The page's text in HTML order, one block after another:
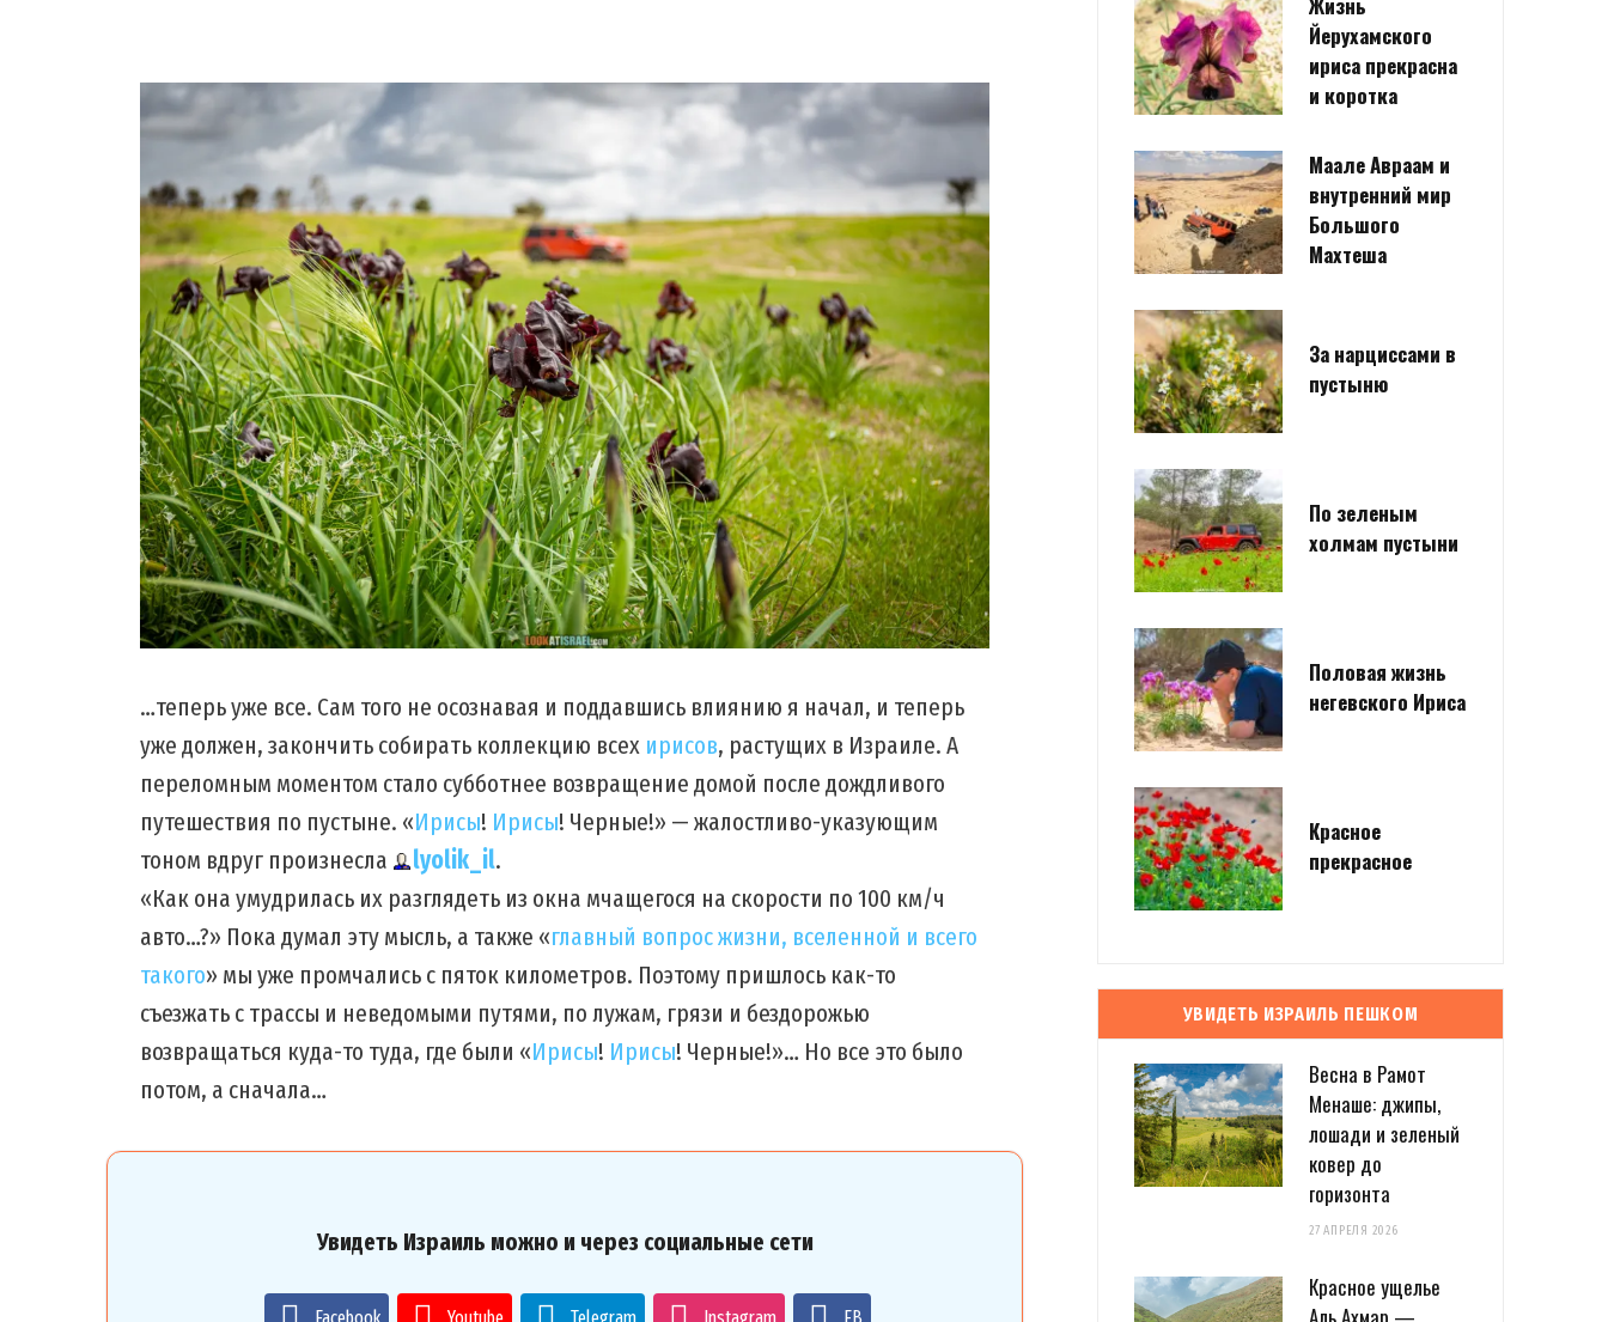
…теперь уже все. Сам того не осознавая и поддавшись влиянию я начал, и теперь
уже должен, закончить собирать коллекцию всех ирисов, растущих в Израиле. А
переломным моментом стало субботнее возвращение домой после дождливого
путешествия по пустыне. «Ирисы! Ирисы! Черные!» — жалостливо-указующим
тоном вдруг произнесла
lyolik_il.
«Как она умудрилась их разглядеть из окна мчащегося на скорости по 100 км/ч
авто…?» Пока думал эту мысль, а также «главный вопрос жизни, вселенной и всего
такого» мы уже промчались с пяток километров. Поэтому пришлось как-то
съезжать с трассы и неведомыми путями, по лужам, грязи и бездорожью
возвращаться куда-то туда, где были «Ирисы! Ирисы! Черные!»… Но все это было
потом, а сначала…
Увидеть Израиль можно и через социальные сети
Йерухамского
ириса прекрасна
и коротка
Маале Авраам и
внутренний мир
Большого
Махтеша
За нарциссами в
пустыню
По зеленым
холмам пустыни
Половая жизнь
негевского Ириса
Красное
прекрасное
УВИДЕТЬ ИЗРАИЛЬ ПЕШКОМ
Весна в Рамот
Менаше: джипы,
лошади и зеленый
ковер до
горизонта
27 АПРЕЛЯ 2026
Красное ущелье